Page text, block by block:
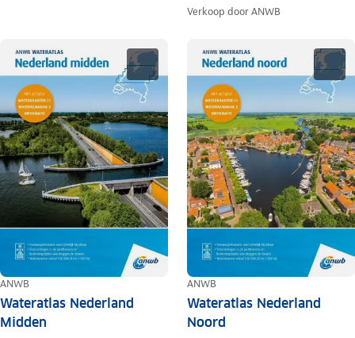
Verkoop doorANWB
ANWB
Wateratlas Nederland
Midden
ANWB
Wateratlas Nederland
Noord